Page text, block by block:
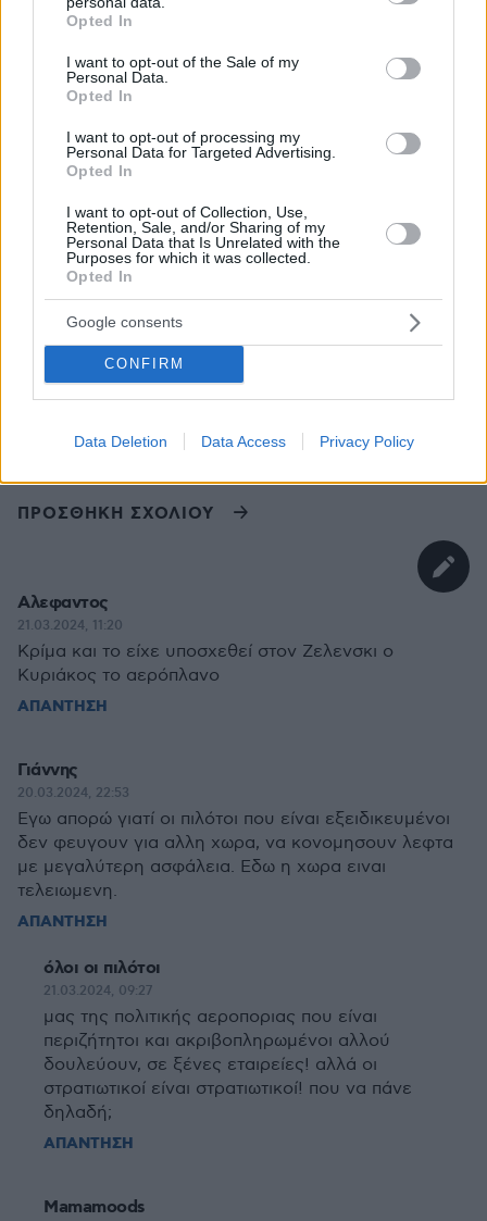
grant or deny consent to Google and its third-party tags to
use your data for below specified purposes in below Google
consent section.
Opted In
I want to opt-out of the Sale of my
Personal Data.
Opted In
I want to opt-out of processing my
Personal Data for Targeted Advertising.
Opted In
I want to opt-out of Collection, Use,
Retention, Sale, and/or Sharing of my
Personal Data that Is Unrelated with the
Purposes for which it was collected.
Opted In
Google consents
CONFIRM
Data Deletion Data Access Privacy Policy
Το μέλλον της τεχνολογίας
27.07.2026, 06:00
Η Smart φοιτητική κατοικία στην καρδιά της Αθήνας
03.08.2026, 10:56
26.07.2026, 09:54
ΣΧΟΛΙΑ(334)
ΠΡΟΣΘΗΚΗ ΣΧΟΛΙΟΥ
Αλεφαντος
21.03.2024, 11:20
Κρίμα και το είχε υποσχεθεί στον Ζελενσκι ο
Κυριάκος το αερόπλανο
ΑΠΑΝΤΗΣΗ
Γιάννης
20.03.2024, 22:53
Εγω απορώ γιατί οι πιλότοι που είναι εξειδικευμένοι
δεν φευγουν για αλλη χωρα, να κονομησουν λεφτα
με μεγαλύτερη ασφάλεια. Εδω η χωρα ειναι
τελειωμενη.
ΑΠΑΝΤΗΣΗ
όλοι οι πιλότοι
21.03.2024, 09:27
μας της πολιτικής αεροποριας που είναι
περιζήτητοι και ακριβοπληρωμένοι αλλού
δουλεύουν, σε ξένες εταιρείες! αλλά οι
στρατιωτικοί είναι στρατιωτικοί! που να πάνε
δηλαδή;
ΑΠΑΝΤΗΣΗ
Mamamoods